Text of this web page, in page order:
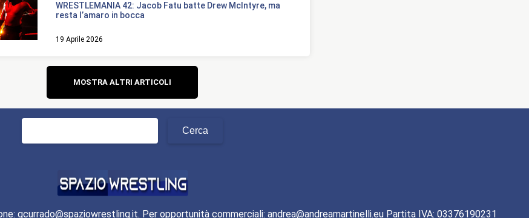
WRESTLEMANIA 42: Jacob Fatu batte Drew McIntyre, ma
resta l’amaro in bocca
19 Aprile 2026
Navigazione
articoli
MOSTRA ALTRI ARTICOLI
Ricerca
gcurrado@spaziowrestling.it. Per opportunità commerciali: andrea@andreamartinelli.eu Partita IVA: 03376190231